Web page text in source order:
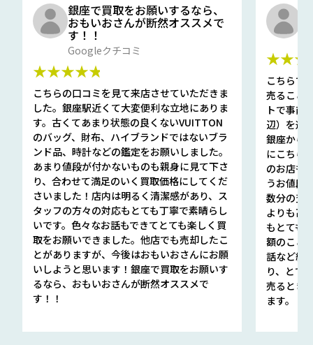
銀座で買取をお願いするなら、
おもいおさんが断然オススメで
す！！
Googleクチコミ
★★★★★
こちらの口コミを見て来店させていただきま
した。銀座駅近くて大変便利な立地にありま
す。古くてあまり状態の良くないVUITTON
のバッグ、財布、ハイブランドではないブラ
ンド品、時計などの鑑定をお願いしました。
あまり値段が付かないものも親身に見て下さ
り、合わせて満足のいく買取価格にしてくだ
さいました！店内は明るく清潔感があり、ス
タッフの方々の対応もとても丁寧で素晴らし
いです。色々なお話もできてとても楽しく買
取をお願いできました。他店でも売却したこ
とがありますが、今後はおもいおさんにお願
いしようと思います！銀座で買取をお願いす
るなら、おもいおさんが断然オススメで
す！！
こちらで
売ること
トで事前
辺）を選
銀座から
にこちら
のお店も
うお値段
数分の査
よりも高
もとても
額のこと
話など細
り、とて
売るとき
ます。